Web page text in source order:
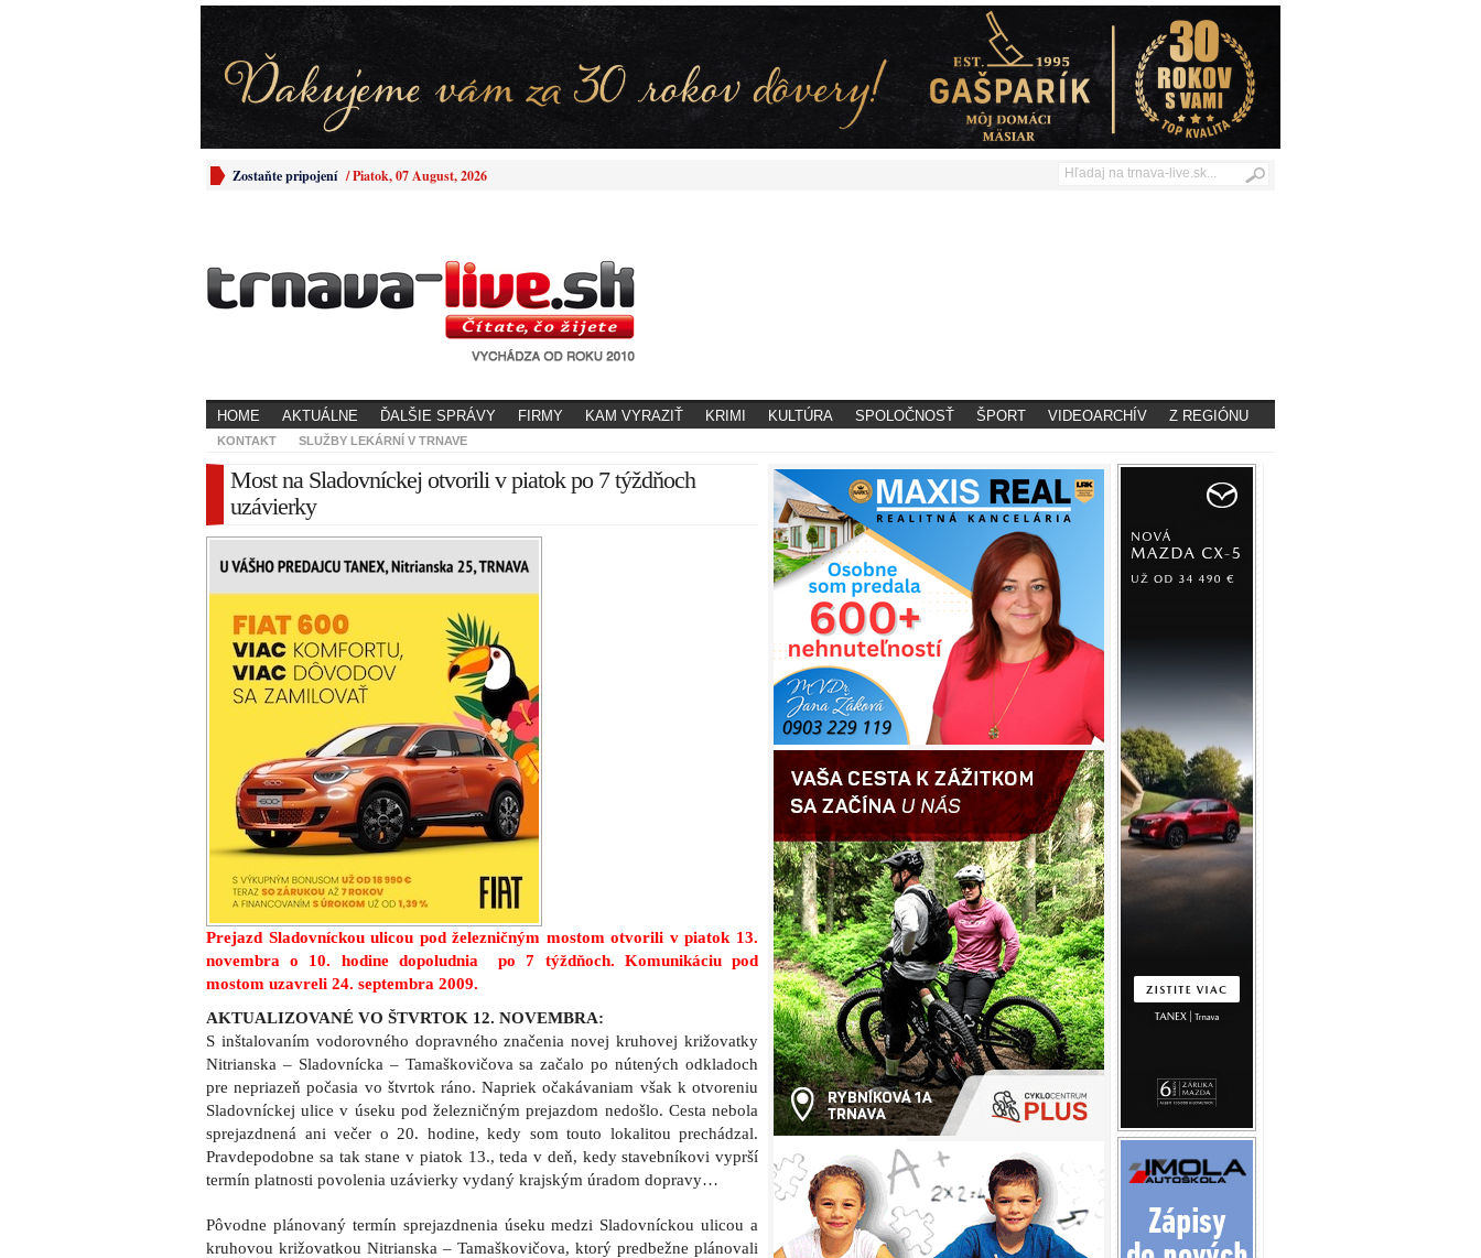
Zostaňte pripojení /Piatok, 07 August, 2026
HOME AKTUÁLNE ĎALŠIE SPRÁVY FIRMY KAM VYRAZIŤ KRIMI KULTÚRA SPOLOČNOSŤ ŠPORT VIDEOARCHÍV Z REGIÓNU
KONTAKT SLUŽBY LEKÁRNÍ V TRNAVE
Most na Sladovníckej otvorili v piatok po 7 týždňoch
uzávierky
Prejazd Sladovníckou ulicou pod železničným mostom otvorili v piatok 13.
novembra o 10. hodine dopoludnia po 7 týždňoch. Komunikáciu pod
mostom uzavreli 24. septembra 2009.
AKTUALIZOVANÉ VO ŠTVRTOK 12. NOVEMBRA:
S inštalovaním vodorovného dopravného značenia novej kruhovej križovatky
Nitrianska – Sladovnícka – Tamaškovičova sa začalo po nútených odkladoch
pre nepriazeň počasia vo štvrtok ráno. Napriek očakávaniam však k otvoreniu
Sladovníckej ulice v úseku pod železničným prejazdom nedošlo. Cesta nebola
sprejazdnená ani večer o 20. hodine, kedy som touto lokalitou prechádzal.
Pravdepodobne sa tak stane v piatok 13., teda v deň, kedy stavebníkovi vyprší
termín platnosti povolenia uzávierky vydaný krajským úradom dopravy…
Pôvodne plánovaný termín sprejazdnenia úseku medzi Sladovníckou ulicou a
kruhovou križovatkou Nitrianska – Tamaškovičova, ktorý predbežne plánovali